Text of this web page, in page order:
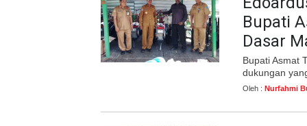
Bupati
Dasar
Bupati Asmat
dukungan
Oleh : Nurfahmi